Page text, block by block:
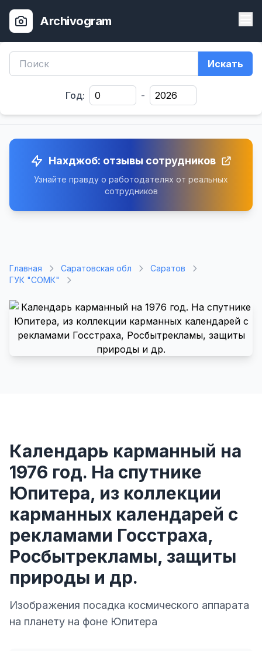
Archivogram
Искать
Год: -
Нахджоб: отзывы сотрудников
Узнайте правду о работодателях от реальных
сотрудников
Главная Саратовская обл
Саратов
ГУК "СОМК"
Календарь карманный на
1976 год. На спутнике
Юпитера, из коллекции
карманных календарей с
рекламами Госстраха,
Росбытрекламы, защиты
природы и др.
Изображения посадка космического аппарата
на планету на фоне Юпитера